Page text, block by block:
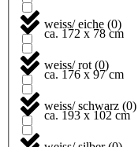
weiss/ eiche (0)
weiss/ rot (0)
weiss/ schwarz (0)
ca. 172 x 78 cm
ca. 176 x 97 cm
ca. 193 x 102 cm